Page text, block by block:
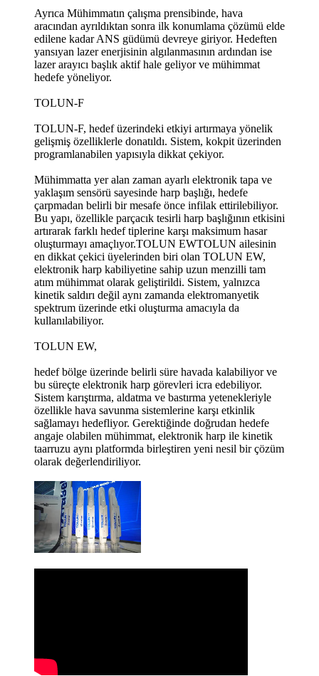
Ayrıca Mühimmatın çalışma prensibinde, hava
aracından ayrıldıktan sonra ilk konumlama çözümü elde
edilene kadar ANS güdümü devreye giriyor. Hedeften
yansıyan lazer enerjisinin algılanmasının ardından ise
lazer arayıcı başlık aktif hale geliyor ve mühimmat
hedefe yöneliyor.
TOLUN-F
TOLUN-F, hedef üzerindeki etkiyi artırmaya yönelik
gelişmiş özelliklerle donatıldı. Sistem, kokpit üzerinden
programlanabilen yapısıyla dikkat çekiyor.
Mühimmatta yer alan zaman ayarlı elektronik tapa ve
yaklaşım sensörü sayesinde harp başlığı, hedefe
çarpmadan belirli bir mesafe önce infilak ettirilebiliyor.
Bu yapı, özellikle parçacık tesirli harp başlığının etkisini
artırarak farklı hedef tiplerine karşı maksimum hasar
oluşturmayı amaçlıyor.TOLUN EWTOLUN ailesinin
en dikkat çekici üyelerinden biri olan TOLUN EW,
elektronik harp kabiliyetine sahip uzun menzilli tam
atım mühimmat olarak geliştirildi. Sistem, yalnızca
kinetik saldırı değil aynı zamanda elektromanyetik
spektrum üzerinde etki oluşturma amacıyla da
kullanılabiliyor.
TOLUN EW,
hedef bölge üzerinde belirli süre havada kalabiliyor ve
bu süreçte elektronik harp görevleri icra edebiliyor.
Sistem karıştırma, aldatma ve bastırma yetenekleriyle
özellikle hava savunma sistemlerine karşı etkinlik
sağlamayı hedefliyor. Gerektiğinde doğrudan hedefe
angaje olabilen mühimmat, elektronik harp ile kinetik
taarruzu aynı platformda birleştiren yeni nesil bir çözüm
olarak değerlendiriliyor.